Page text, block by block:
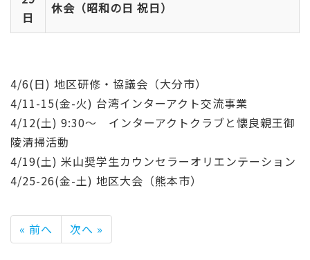
日
休会（昭和の日 祝日）
4/6(日) 地区研修・協議会（大分市）
4/11-15(金-火) 台湾インターアクト交流事業
4/12(土) 9:30～ インターアクトクラブと懐良親王御
陵清掃活動
4/19(土) 米山奨学生カウンセラーオリエンテーション
4/25-26(金-土) 地区大会（熊本市）
« 前へ 次へ »